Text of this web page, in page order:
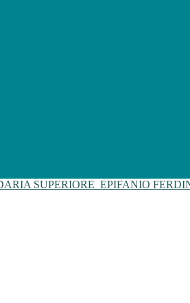
SUPERIORE EPIFANIO